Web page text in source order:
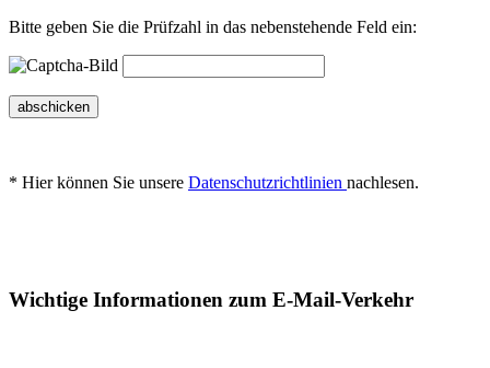
Bitte geben Sie die Prüfzahl in das nebenstehende Feld ein:
abschicken
* Hier können Sie unsere Datenschutzrichtlinien nachlesen.
Wichtige Informationen zum E-Mail-Verkehr